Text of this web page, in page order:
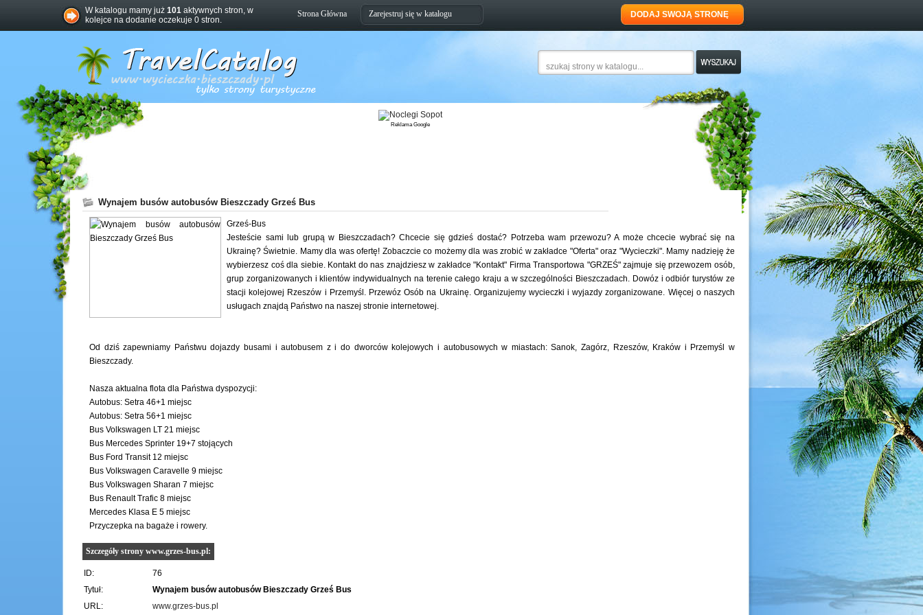
W katalogu mamy już 101 aktywnych stron, w
kolejce na dodanie oczekuje 0 stron.
Strona Główna Zarejestruj się w katalogu DODAJ SWOJĄ STRONĘ
Reklama Google
Wynajem busów autobusów Bieszczady Grześ Bus
Grześ-Bus
Jesteście sami lub grupą w Bieszczadach? Chcecie się gdzieś dostać? Potrzeba wam przewozu? A może chcecie wybrać się na
Ukrainę? Świetnie. Mamy dla was ofertę! Zobaczcie co możemy dla was zrobić w zakładce "Oferta" oraz "Wycieczki". Mamy nadzieję że
wybierzesz coś dla siebie. Kontakt do nas znajdziesz w zakładce "Kontakt" Firma Transportowa "GRZEŚ" zajmuje się przewozem osób,
grup zorganizowanych i klientów indywidualnych na terenie całego kraju a w szczególności Bieszczadach. Dowóz i odbiór turystów ze
stacji kolejowej Rzeszów i Przemyśl. Przewóz Osób na Ukrainę. Organizujemy wycieczki i wyjazdy zorganizowane. Więcej o naszych
usługach znajdą Państwo na naszej stronie internetowej.
Od dziś zapewniamy Państwu dojazdy busami i autobusem z i do dworców kolejowych i autobusowych w miastach: Sanok, Zagórz, Rzeszów, Kraków i Przemyśl w
Bieszczady.
Nasza aktualna flota dla Państwa dyspozycji:
Autobus: Setra 46+1 miejsc
Autobus: Setra 56+1 miejsc
Bus Volkswagen LT 21 miejsc
Bus Mercedes Sprinter 19+7 stojących
Bus Ford Transit 12 miejsc
Bus Volkswagen Caravelle 9 miejsc
Bus Volkswagen Sharan 7 miejsc
Bus Renault Trafic 8 miejsc
Mercedes Klasa E 5 miejsc
Przyczepka na bagaże i rowery.
Szczegóły strony www.grzes-bus.pl:
ID:
76
Tytuł:
Wynajem busów autobusów Bieszczady Grześ Bus
URL:
www.grzes-bus.pl